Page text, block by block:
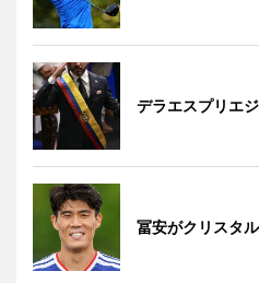
デラエスプリエ
冨安がクリスタ